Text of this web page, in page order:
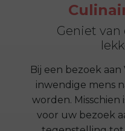
Geniet van
Bij een bezoek
inwendige mens
worden. Misschien
voor uw bezoek